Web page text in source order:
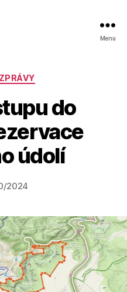
Menu
Rubriky
ZPRÁVY
do
údolí
Autor
příspěvku
u
o
a
s
o
2024